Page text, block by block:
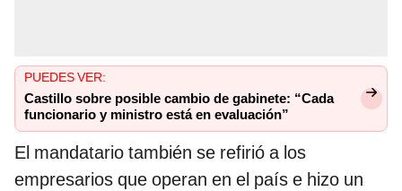
PUEDES VER:
Castillo sobre posible cambio de gabinete: “Cada
funcionario y ministro está en evaluación”
El mandatario también se refirió a los
empresarios que operan en el país e hizo un